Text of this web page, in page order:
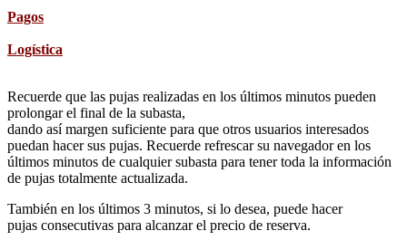
Pagos
Logística
Recuerde que las pujas realizadas en los últimos minutos pueden
prolongar el final de la subasta,
dando así margen suficiente para que otros usuarios interesados
puedan hacer sus pujas. Recuerde refrescar su navegador en los
últimos minutos de cualquier subasta para tener toda la información
de pujas totalmente actualizada.
También en los últimos 3 minutos, si lo desea, puede hacer
pujas consecutivas para alcanzar el precio de reserva.